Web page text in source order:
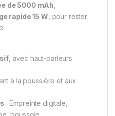
de 5000 mAh
rapide 15 W , pour rester
, avec haut-parleurs
à la poussière et aux
: Empreinte digitale,
boussole.